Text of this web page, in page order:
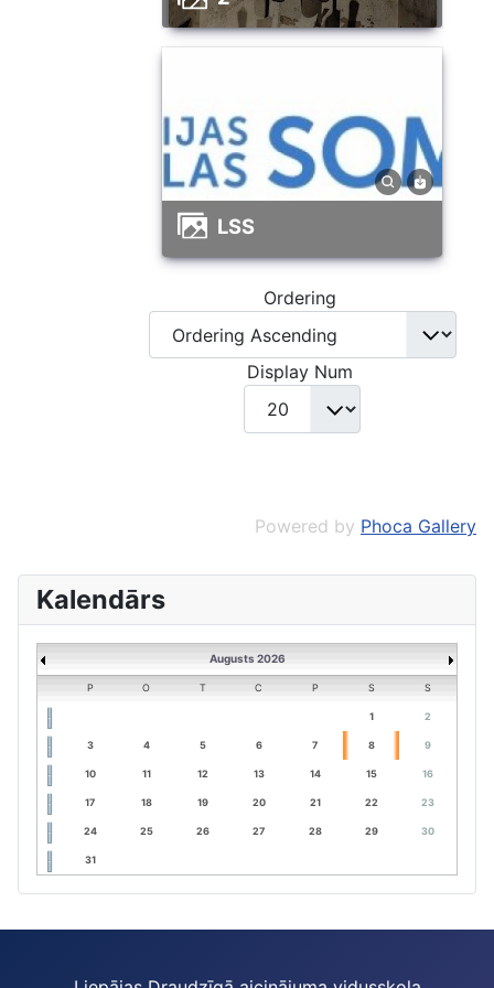
LSS
Ordering
Display Num
Powered by Phoca Gallery
Kalendārs
Augusts 2026
P O T C P S S
1 2
3 4 5 6 7 8 9
10 11 12 13 14 15 16
17 18 19 20 21 22 23
24 25 26 27 28 29 30
31